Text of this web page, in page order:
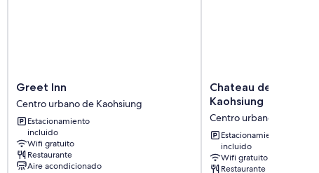
habitaciones:
Greet
Inn
Centro
urbano
Kaohsiung
Greet Inn
Centro urbano de Kaohsiung
Estacionamiento
incluido
Wifi gratuito
Restaurante
Aire acondicionado
Chateau
de
Hotel
Kaohsiung
Centro
urbano
Chateau de Chine
Kaohsiung
Centro urbano de
Estacionamiento
incluido
Wifi gratuito
Restaurante